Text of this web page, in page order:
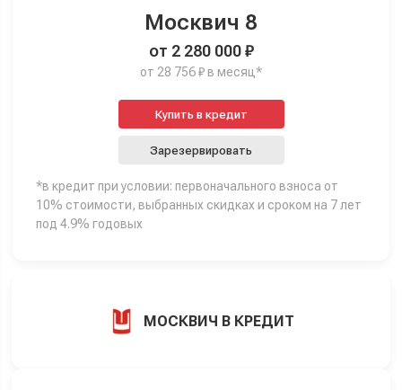
Москвич 8
от 2 280 000 ₽
от 28 756 ₽ в месяц*
Купить в кредит
Зарезервировать
*в кредит при условии: первоначального взноса от
10% стоимости, выбранных скидках и сроком на 7 лет
под 4.9% годовых
МОСКВИЧ В КРЕДИТ